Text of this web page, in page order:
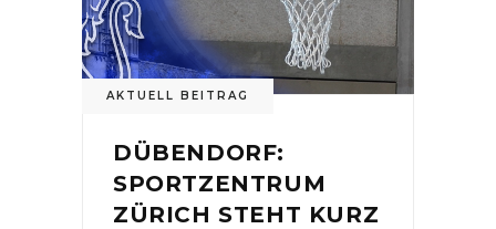
AKTUELL BEITRAG
DÜBENDORF:
SPORTZENTRUM
ZÜRICH STEHT KURZ